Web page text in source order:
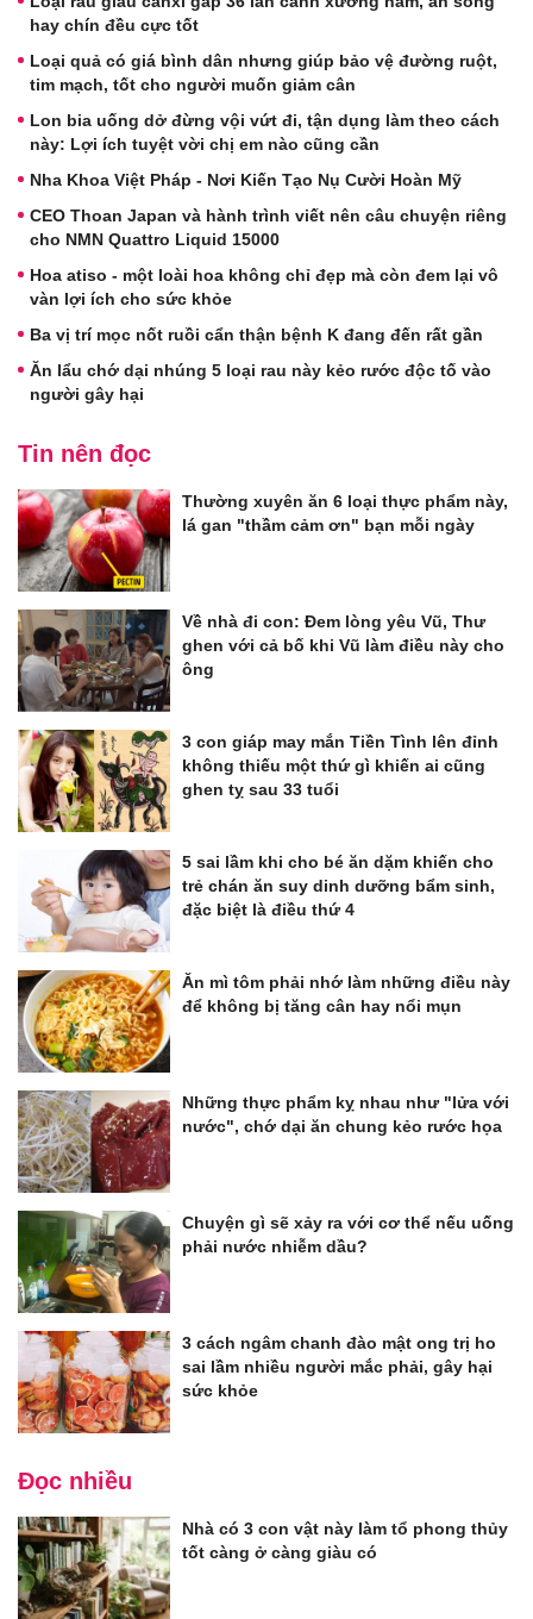
hay chín đều cực tốt
Loại quả có giá bình dân nhưng giúp bảo vệ đường ruột,
tim mạch, tốt cho người muốn giảm cân
Lon bia uống dở đừng vội vứt đi, tận dụng làm theo cách
này: Lợi ích tuyệt vời chị em nào cũng cần
Nha Khoa Việt Pháp - Nơi Kiến Tạo Nụ Cười Hoàn Mỹ
CEO Thoan Japan và hành trình viết nên câu chuyện riêng
cho NMN Quattro Liquid 15000
Hoa atiso - một loài hoa không chỉ đẹp mà còn đem lại vô
vàn lợi ích cho sức khỏe
Ba vị trí mọc nốt ruồi cẩn thận bệnh K đang đến rất gần
Ăn lẩu chớ dại nhúng 5 loại rau này kẻo rước độc tố vào
người gây hại
Tin nên đọc
Thường xuyên ăn 6 loại thực phẩm này,
lá gan "thầm cảm ơn" bạn mỗi ngày
Về nhà đi con: Đem lòng yêu Vũ, Thư
ghen với cả bố khi Vũ làm điều này cho
ông
3 con giáp may mắn Tiền Tình lên đỉnh
không thiếu một thứ gì khiến ai cũng
ghen tỵ sau 33 tuổi
5 sai lầm khi cho bé ăn dặm khiến cho
trẻ chán ăn suy dinh dưỡng bẩm sinh,
đặc biệt là điều thứ 4
Ăn mì tôm phải nhớ làm những điều này
để không bị tăng cân hay nổi mụn
Những thực phẩm kỵ nhau như "lửa với
nước", chớ dại ăn chung kẻo rước họa
Chuyện gì sẽ xảy ra với cơ thể nếu uống
phải nước nhiễm dầu?
3 cách ngâm chanh đào mật ong trị ho
sai lầm nhiều người mắc phải, gây hại
sức khỏe
Đọc nhiều
Nhà có 3 con vật này làm tổ phong thủy
tốt càng ở càng giàu có